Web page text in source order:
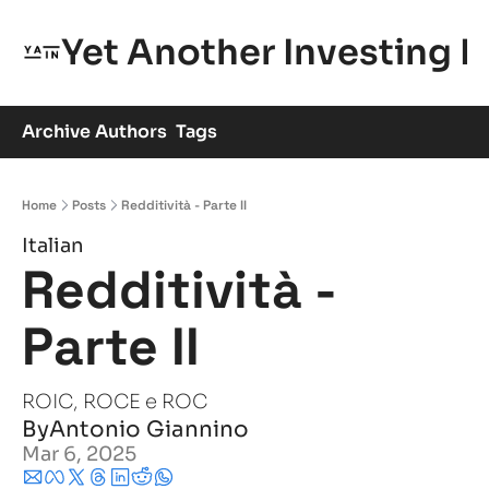
Yet Another Investing
ArchiveAuthors Tags
Home Posts Redditività - Parte II
Italian
Redditività -
Parte II
ROIC, ROCE e ROC
ByAntonio Giannino
Mar 6, 2025